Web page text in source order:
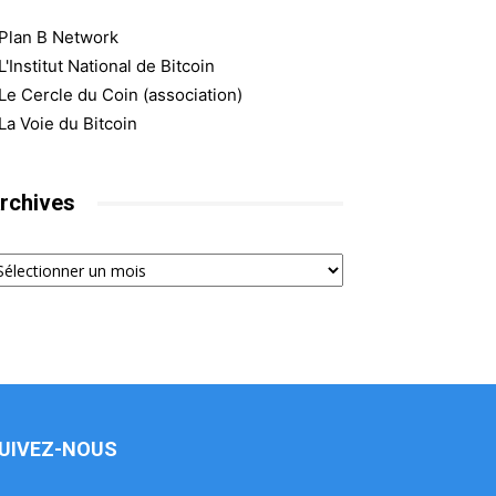
Plan B Network
L'Institut National de Bitcoin
Le Cercle du Coin (association)
La Voie du Bitcoin
NOUS